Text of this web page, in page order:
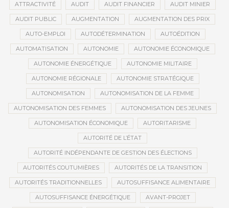
ATTRACTIVITÉ AUDIT AUDIT FINANCIER AUDIT MINIER
AUDIT PUBLIC AUGMENTATION AUGMENTATION DES PRIX
AUTO-EMPLOI AUTODÉTERMINATION AUTOÉDITION
AUTOMATISATION AUTONOMIE AUTONOMIE ÉCONOMIQUE
AUTONOMIE ÉNERGÉTIQUE AUTONOMIE MILITAIRE
AUTONOMIE RÉGIONALE AUTONOMIE STRATÉGIQUE
AUTONOMISATION AUTONOMISATION DE LA FEMME
AUTONOMISATION DES FEMMES AUTONOMISATION DES JEUNES
AUTONOMISATION ÉCONOMIQUE AUTORITARISME
AUTORITÉ DE L’ÉTAT
AUTORITÉ INDÉPENDANTE DE GESTION DES ÉLECTIONS
AUTORITÉS COUTUMIÈRES AUTORITÉS DE LA TRANSITION
AUTORITÉS TRADITIONNELLES AUTOSUFFISANCE ALIMENTAIRE
AUTOSUFFISANCE ÉNERGÉTIQUE AVANT-PROJET